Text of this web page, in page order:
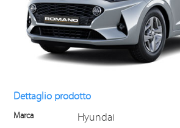
Dettaglio prodotto
Marca Hyundai